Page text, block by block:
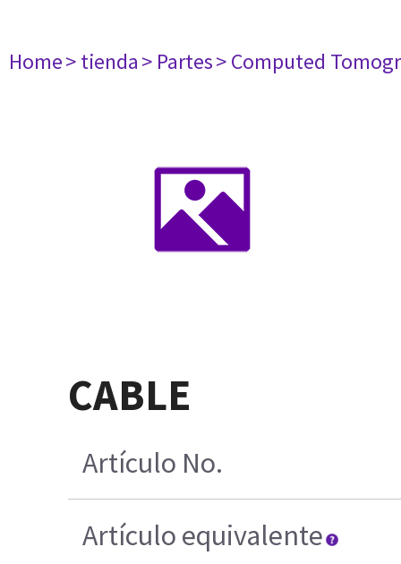
Home> tienda> Partes> Computed
CABLE
Artículo No.
Artículo equivalente